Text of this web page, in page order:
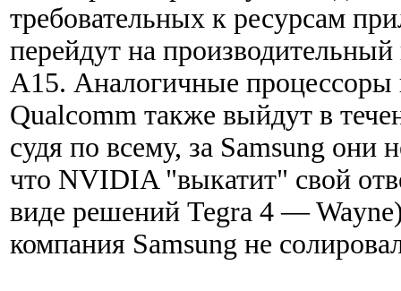
требовательных к ресурсам
перейдут на
A15. Аналогичные
Qualcomm также выйдут в
судя по всему, за Samsung они
что NVIDIA "выкатит" свой
виде решений Tegra 4 —
компания Samsung не